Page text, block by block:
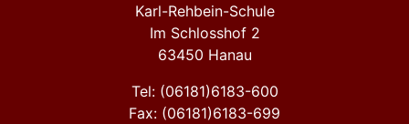
Karl-Rehbein-Schule
Im Schlosshof 2
63450 Hanau
Tel: (06181)6183-600
Fax: (06181)6183-699